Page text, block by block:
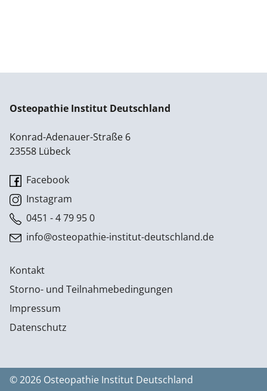
Osteopathie Institut Deutschland
Konrad-Adenauer-Straße 6
23558 Lübeck
Facebook
Instagram
0451 - 4 79 95 0
info@osteopathie-institut-deutschland.de
Kontakt
Storno- und Teilnahmebedingungen
Impressum
Datenschutz
© 2026 Osteopathie Institut Deutschland